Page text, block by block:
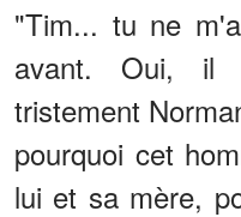
"Tim... tu ne
avant. Oui, il
tristement
pourquoi cet
lui et sa mère,